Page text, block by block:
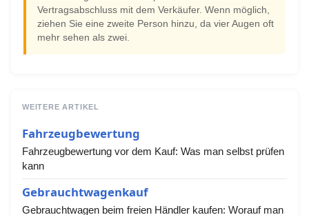
Vertragsabschluss mit dem Verkäufer. Wenn möglich,
ziehen Sie eine zweite Person hinzu, da vier Augen oft
mehr sehen als zwei.
WEITERE ARTIKEL
Fahrzeugbewertung
Fahrzeugbewertung vor dem Kauf: Was man selbst prüfen
kann
Gebrauchtwagenkauf
Gebrauchtwagen beim freien Händler kaufen: Worauf man